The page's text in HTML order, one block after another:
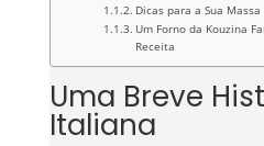
Dicas para a Sua
Um Forno da Kouzina
Receita
Uma Breve
Italiana